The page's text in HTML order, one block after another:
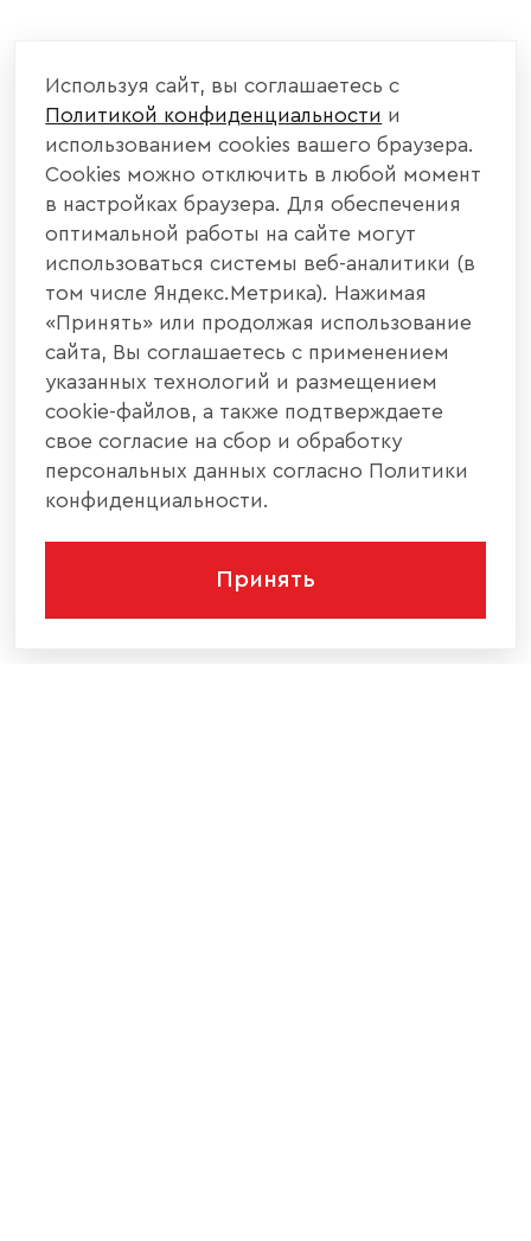
Используя сайт, вы соглашаетесь с
Политикой конфиденциальности и
использованием cookies вашего браузера.
Cookies можно отключить в любой момент
в настройках браузера. Для обеспечения
оптимальной работы на сайте могут
использоваться системы веб-аналитики (в
том числе Яндекс.Метрика). Нажимая
«Принять» или продолжая использование
сайта, Вы соглашаетесь с применением
указанных технологий и размещением
cookie-файлов, а также подтверждаете
свое согласие на сбор и обработку
персональных данных согласно Политики
конфиденциальности.
Принять